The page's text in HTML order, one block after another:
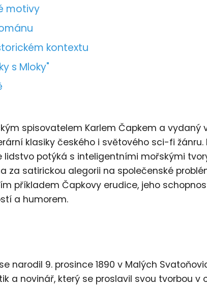
motivy
kontextu
s Mloky"
spisovatelem Karlem Čapkem a vydaný
klasiky českého i světového sci-fi žánru.
potýká s inteligentními mořskými
za satirickou alegorii na společenské
příkladem Čapkovy erudice, jeho
a humorem.
narodil 9. prosince 1890 v Malých
a novinář, který se proslavil svou tvorbou v